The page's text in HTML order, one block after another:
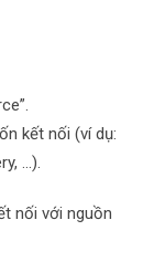
kết nối (ví dụ:
…).
nối với nguồn